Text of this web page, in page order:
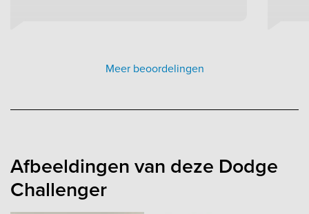
Meer beoordelingen
Afbeeldingen van deze Dodge
Challenger